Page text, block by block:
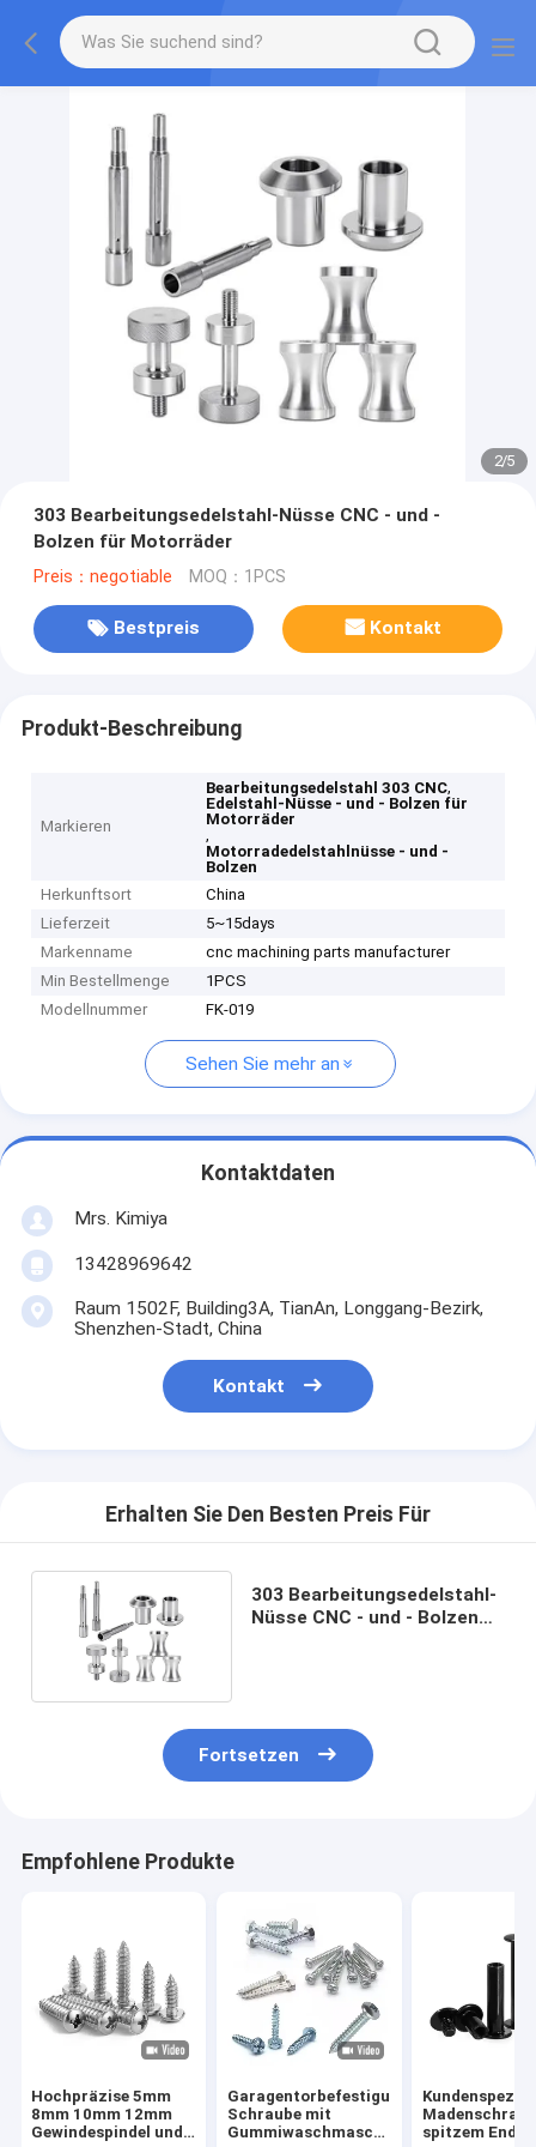
2/5
303 Bearbeitungsedelstahl-Nüsse CNC - und -
Bolzen für Motorräder
Preis：negotiable MOQ：1PCS
Bestpreis Kontakt
Produkt-Beschreibung
Markieren
Bearbeitungsedelstahl 303 CNC,
Edelstahl-Nüsse - und - Bolzen für
Motorräder
,
Motorradedelstahlnüsse - und -
Bolzen
Herkunftsort
China
Lieferzeit
5~15days
Markenname
cnc machining parts manufacturer
Min Bestellmenge
1PCS
Modellnummer
FK-019
Sehen Sie mehr an
Kontaktdaten
Mrs. Kimiya
13428969642
Raum 1502F, Building3A, TianAn, Longgang-Bezirk,
Shenzhen-Stadt, China
Kontakt
Erhalten Sie Den Besten Preis Für
303 Bearbeitungsedelstahl-
Nüsse CNC - und - Bolzen
Fortsetzen
Empfohlene Produkte
Hochpräzise 5mm
8mm 10mm 12mm
Gewindespindel und
Garagentorbefestigungen,
Schraube mit
Gummiwaschmaschine,
spitzem Ende